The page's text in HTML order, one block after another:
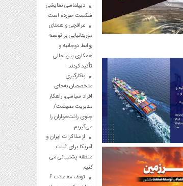
دیپلماسی نمایشی
شکست خورده است
عراقچی و همتای
موریتانیایی بر توسعه
روابط دوجانبه و
همکاری بین‌المللی
تأکید کردند
به‌کارگیری
متخصصان به‌جای
افراد سیاسی، راهکار
مدیریت معیشت/
جلوی رانت‌خواران را
می‌گیریم
از مذاکرات ایران و
آمریکا برای ثبات
منطقه پشتیبانی می
کنیم
توقف معاملات ۶